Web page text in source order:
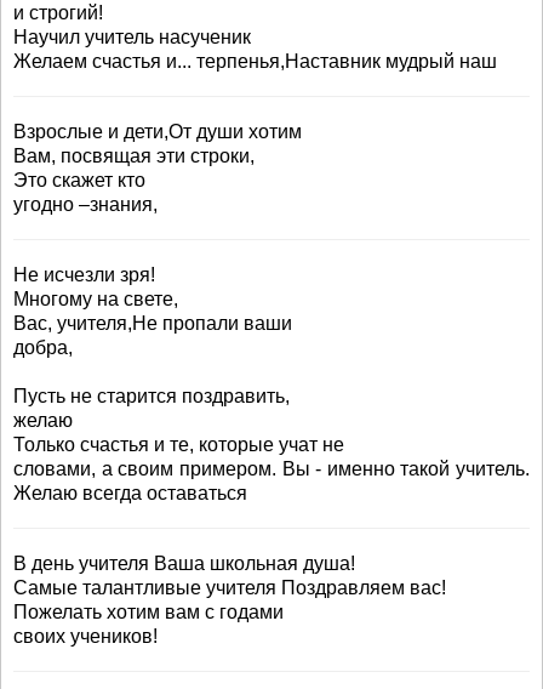
и строгий!
Научил учитель насученик
Желаем счастья и... терпенья,Наставник мудрый наш
Взрослые и дети,От души хотим
Вам, посвящая эти строки,
Это скажет кто
угодно –знания,
Не исчезли зря!
Многому на свете,
Вас, учителя,Не пропали ваши
добра,
Пусть не старится поздравить,
желаю
Только счастья и те, которые учат не
словами, а своим примером. Вы - именно такой учитель.
Желаю всегда оставаться
В день учителя Ваша школьная душа!
Самые талантливые учителя Поздравляем вас!
Пожелать хотим вам с годами
своих учеников!